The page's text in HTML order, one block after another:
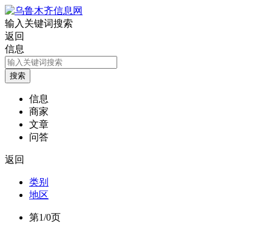
输入关键词搜索
返回
信息
信息
商家
文章
问答
返回
类别
地区
第1/0页